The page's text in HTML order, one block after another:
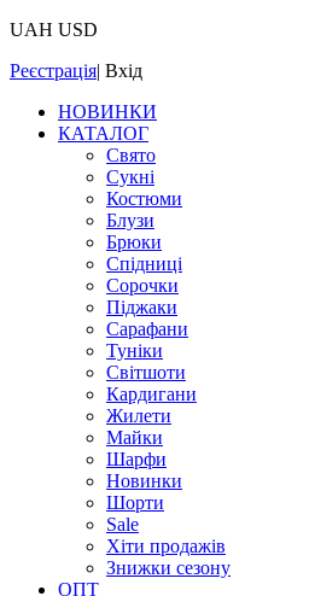
UAH USD
Реєстрація| Вхід
НОВИНКИ
КАТАЛОГ
Свято
Сукні
Костюми
Блузи
Брюки
Спідниці
Сорочки
Піджаки
Сарафани
Туніки
Світшоти
Кардигани
Жилети
Майки
Шарфи
Новинки
Шорти
Sale
Хіти продажів
Знижки сезону
ОПТ